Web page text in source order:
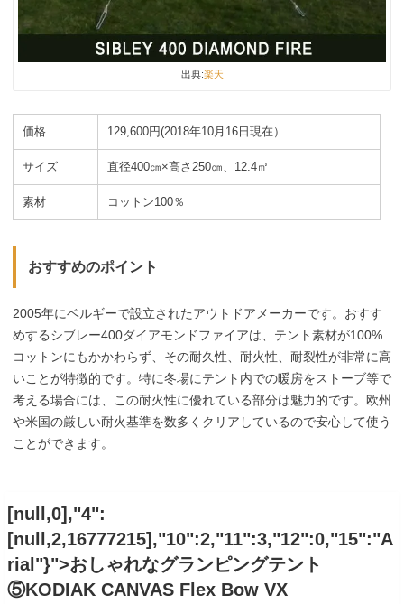
出典:楽天
価格 129,600円(2018年10月16日現在）
サイズ 直径400㎝×高さ250㎝、12.4㎡
素材 コットン100％
おすすめのポイント
2005年にベルギーで設立されたアウトドアメーカーです。おすす
めするシブレー400ダイアモンドファイアは、テント素材が100%
コットンにもかかわらず、その耐久性、耐火性、耐裂性が非常に高
いことが特徴的です。特に冬場にテント内での暖房をストーブ等で
考える場合には、この耐火性に優れている部分は魅力的です。欧州
や米国の厳しい耐火基準を数多くクリアしているので安心して使う
ことができます。
[null,0],"4":
[null,2,16777215],"10":2,"11":3,"12":0,"15":"A
rial"}">おしゃれなグランピングテント
⑤KODIAK CANVAS Flex Bow VX